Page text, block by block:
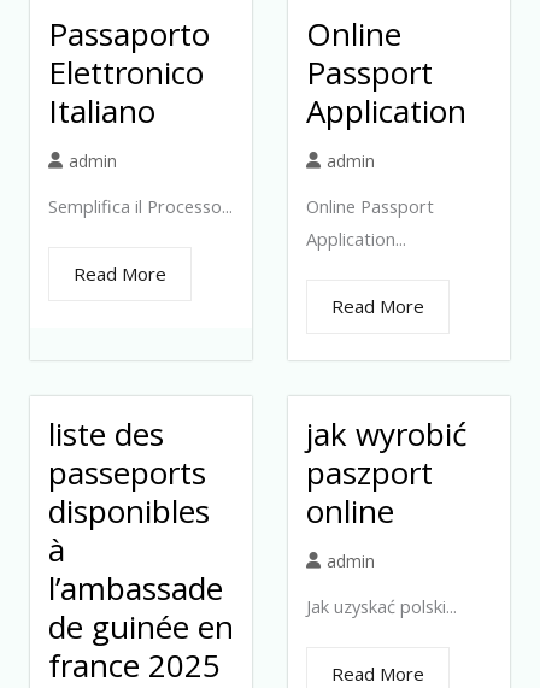
Passaporto
Elettronico
Italiano
admin
Semplifica il Processo...
Read More
Online
Passport
Application
admin
Online Passport
Application...
Read More
liste des
passeports
disponibles
à
l’ambassade
de guinée en
france 2025
jak wyrobić
paszport
online
admin
Jak uzyskać polski...
Read More